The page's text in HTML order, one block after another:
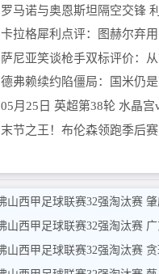
罗马诺与奥恩斯坦隔空交锋 利物浦巴
卡拉格犀利点评：图赫尔弃用帕尔默埋下隐患
萨尼亚笑谈枪手双标评价：从前嫌我们太
德弗赖续约陷僵局：国米仍是首选 希
05月25日 英超第38轮 水晶宫
末节之王！布伦森领跑季后赛第四节得分榜